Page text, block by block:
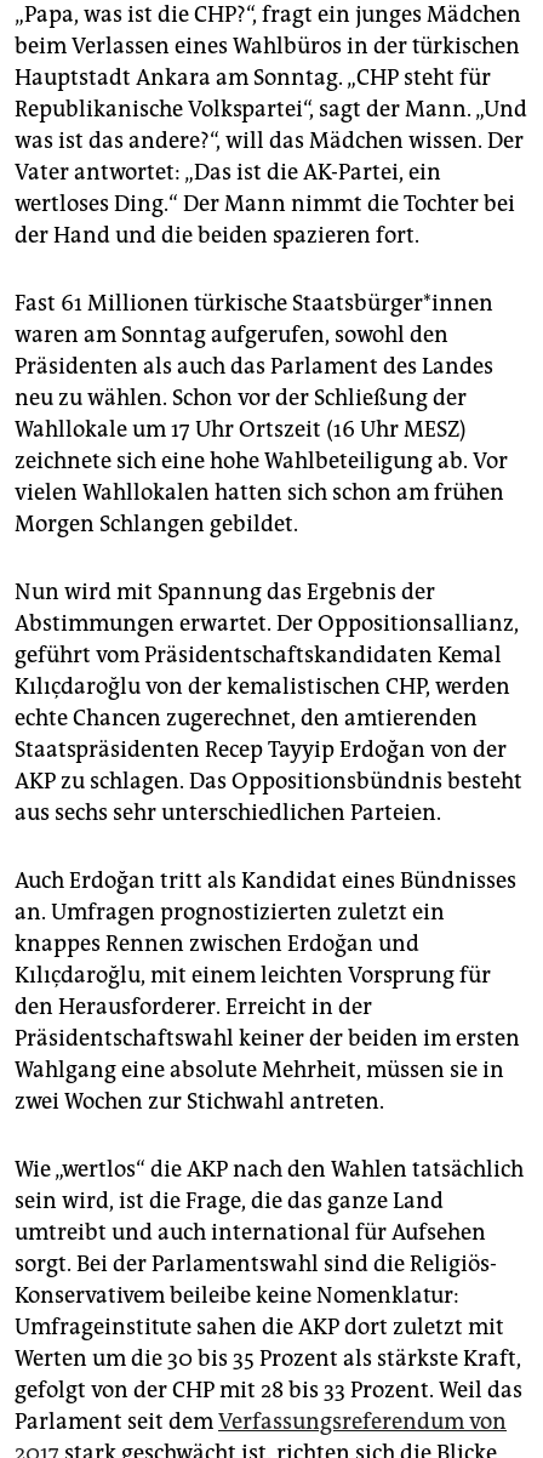
unterstützen
abo
genossenschaft
epaper login
„Papa, was ist die CHP?“, fragt ein junges Mädchen
beim Verlassen eines Wahlbüros in der türkischen
Hauptstadt Ankara am Sonntag. „CHP steht für
Republikanische Volkspartei“, sagt der Mann. „Und
was ist das andere?“, will das Mädchen wissen. Der
Vater antwortet: „Das ist die AK-Partei, ein
wertloses Ding.“ Der Mann nimmt die Tochter bei
der Hand und die beiden spazieren fort.
Fast 61 Millionen türkische Staats­bür­ge­r*in­nen
waren am Sonntag aufgerufen, sowohl den
Präsidenten als auch das Parlament des Landes
neu zu wählen. Schon vor der Schließung der
Wahllokale um 17 Uhr Ortszeit (16 Uhr MESZ)
zeichnete sich eine hohe Wahlbeteiligung ab. Vor
vielen Wahllokalen hatten sich schon am frühen
Morgen Schlangen gebildet.
Nun wird mit Spannung das Ergebnis der
Abstimmungen erwartet. Der Oppositionsallianz,
geführt vom Präsidentschaftskandidaten Kemal
Kılıçdaroğlu von der kemalistischen CHP, werden
echte Chancen zugerechnet, den amtierenden
Staatspräsidenten Recep Tayyip Erdoğan von der
AKP zu schlagen. Das Oppositionsbündnis besteht
aus sechs sehr unterschiedlichen Parteien.
Auch Erdoğan tritt als Kandidat eines Bündnisses
an. Umfragen prognostizierten zuletzt ein
knappes Rennen zwischen Erdoğan und
Kılıçdaroğlu, mit einem leichten Vorsprung für
den Herausforderer. Erreicht in der
Präsidentschaftswahl keiner der beiden im ersten
Wahlgang eine absolute Mehrheit, müssen sie in
zwei Wochen zur Stichwahl antreten.
Wie „wertlos“ die AKP nach den Wahlen tatsächlich
sein wird, ist die Frage, die das ganze Land
umtreibt und auch international für Aufsehen
sorgt. Bei der Parlamentswahl sind die Religiös-
Konservativem beileibe keine Nomenklatur:
Umfrageinstitute sahen die AKP dort zuletzt mit
Werten um die 30 bis 35 Prozent als stärkste Kraft,
gefolgt von der CHP mit 28 bis 33 Prozent. Weil das
Parlament seit demVerfassungsreferendum von